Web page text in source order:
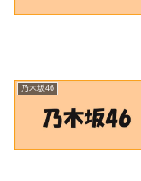
乃木坂46